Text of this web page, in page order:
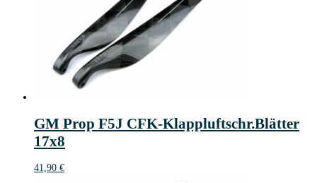
GM Prop F5J CFK-Klappluftschr.Blätter
17x8
41,90 €